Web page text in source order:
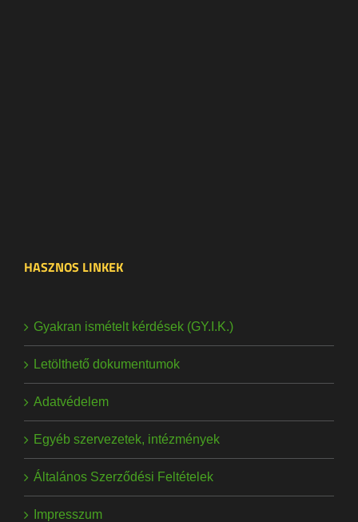
HASZNOS LINKEK
Gyakran ismételt kérdések (GY.I.K.)
Letölthető dokumentumok
Adatvédelem
Egyéb szervezetek, intézmények
Általános Szerződési Feltételek
Impresszum